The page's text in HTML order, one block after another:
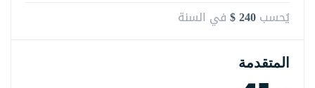
يُحسب $ 240 في السنة
المتقدمة